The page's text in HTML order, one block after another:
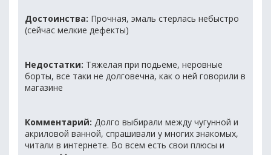
Достоинства: Прочная, эмаль стерлась небыстро
(сейчас мелкие дефекты)
Недостатки: Тяжелая при подьеме, неровные
борты, все таки не долговечна, как о ней говорили в
магазине
Комментарий: Долго выбирали между чугунной и
акриловой ванной, спрашивали у многих знакомых,
читали в интернете. Во всем есть свои плюсы и